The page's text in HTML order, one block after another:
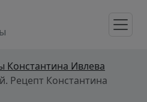
Константина Ивлева
Рецепт Константина